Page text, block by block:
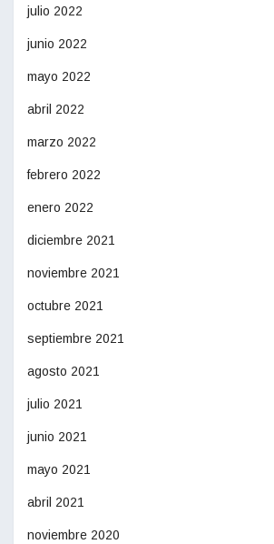
julio 2022
junio 2022
mayo 2022
abril 2022
marzo 2022
febrero 2022
enero 2022
diciembre 2021
noviembre 2021
octubre 2021
septiembre 2021
agosto 2021
julio 2021
junio 2021
mayo 2021
abril 2021
noviembre 2020